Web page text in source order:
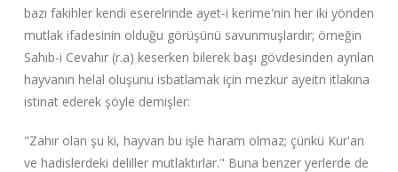
bazı fakihler kendi eserelrinde ayet-i kerime'nin her iki yönden
mutlak ifadesinin olduğu görüşünü savunmuşlardır; örneğin
Sahıb-i Cevahır (r.a) keserken bilerek başı gövdesinden ayrılan
hayvanın helal oluşunu isbatlamak için mezkur ayeitn itlakına
istinat ederek şöyle demişler:
"Zahır olan şu ki, hayvan bu işle haram olmaz; çünkü Kur'an
ve hadislerdeki deliller mutlaktırlar." Buna benzer yerlerde de